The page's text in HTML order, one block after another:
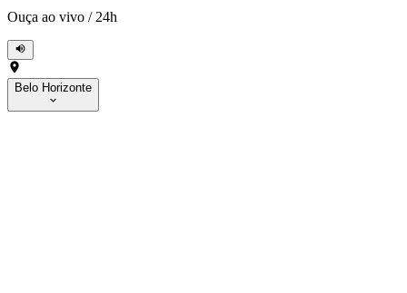
Ouça ao vivo / 24h
Belo Horizonte